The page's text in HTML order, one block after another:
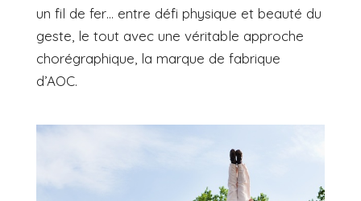
un fil de fer… entre défi physique et beauté du
geste, le tout avec une véritable approche
chorégraphique, la marque de fabrique
d’AOC.